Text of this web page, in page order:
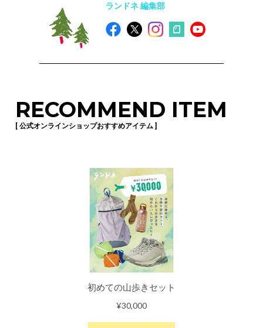
ランドネ 編集部
RECOMMEND ITEM
[ 公式オンラインショップおすすめアイテム ]